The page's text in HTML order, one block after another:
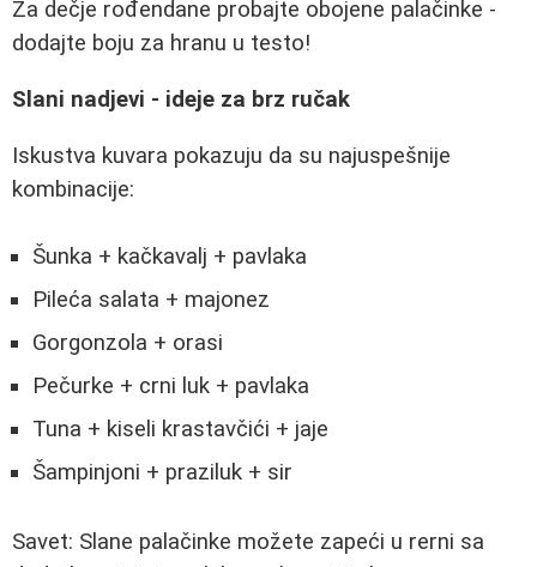
Za dečje rođendane probajte obojene palačinke -
dodajte boju za hranu u testo!
Slani nadjevi - ideje za brz ručak
Iskustva kuvara pokazuju da su najuspešnije
kombinacije:
Šunka + kačkavalj + pavlaka
Pileća salata + majonez
Gorgonzola + orasi
Pečurke + crni luk + pavlaka
Tuna + kiseli krastavčići + jaje
Šampinjoni + praziluk + sir
Savet: Slane palačinke možete zapeći u rerni sa